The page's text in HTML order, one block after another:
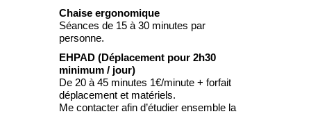
Chaise ergonomique
Séances de 15 à 30 minutes par
personne.
EHPAD (Déplacement pour 2h30
minimum / jour)
De 20 à 45 minutes 1€/minute + forfait
déplacement et matériels.
Me contacter afin d’étudier ensemble la